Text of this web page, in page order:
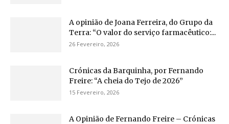
A opinião de Joana Ferreira, do Grupo da
Terra: “O valor do serviço farmacêutico:...
26 Fevereiro, 2026
Crónicas da Barquinha, por Fernando
Freire: “A cheia do Tejo de 2026”
15 Fevereiro, 2026
A Opinião de Fernando Freire – Crónicas